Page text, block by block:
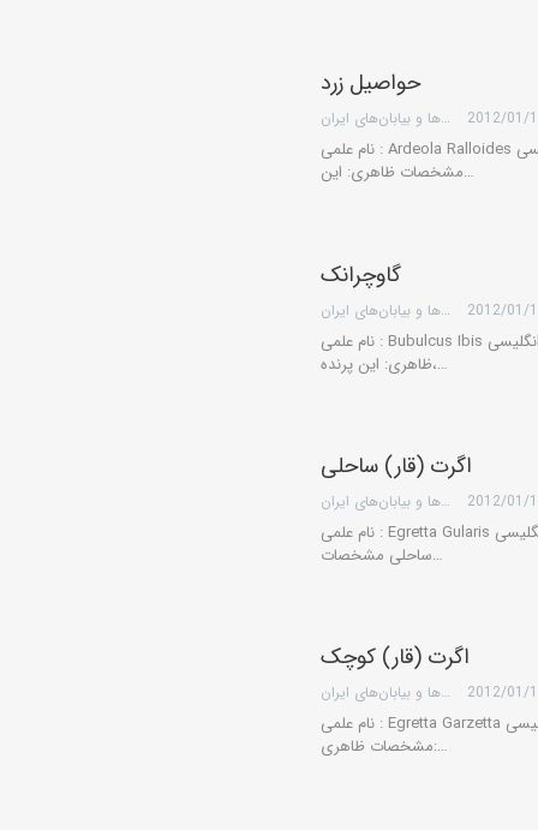
حواصیل زرد
گروه کویرها و بیابان‌های ایران 2012/01/
نام علمی : Ardeola Ralloides نام انگلیسی: Squacco Heron نام فارسی: حواصیل زرد
مشخصات ظاهری: این…
گاوچرانک
گروه کویرها و بیابان‌های ایران 2012/01/
نام علمی : Bubulcus Ibis نام انگلیسی: Cattle Egret نام فارسی: گاوچرانک مشخصات
ظاهری: این پرنده،…
اگرت (قار) ساحلی
گروه کویرها و بیابان‌های ایران 2012/01/
نام علمی : Egretta Gularis نام انگلیسی: Western Reef Heron نام فارسی: اگرت (قاره)
ساحلی مشخصات…
اگرت (قار) کوچک
گروه کویرها و بیابان‌های ایران 2012/01/
نام علمی : Egretta Garzetta نام انگلیسی: Little Egret نام فارسی: اگرت (قار) کوچک
مشخصات ظاهری:…